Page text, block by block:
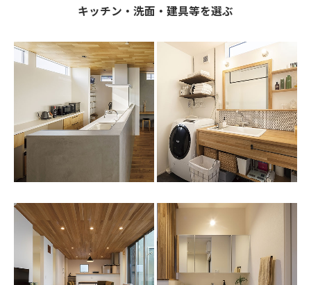
キッチン・洗面・建具等を選ぶ